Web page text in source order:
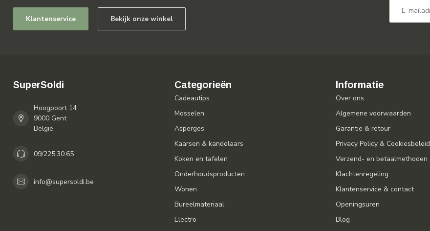
Klantenservice Bekijk onze winkel
SuperSoldi
Hoogpoort 14
9000 Gent
België
09/225.30.65
info@supersoldi.be
Categorieën
Cadeautips
Mosselen
Asperges
Kaarsen & kandelaars
Koken en tafelen
Onderhoudsproducten
Wonen
Bureelmateriaal
Electro
Informatie
Over ons
Algemene voorwaarden
Garantie & retour
Privacy Policy & Cookiesbeleid
Verzend- en betaalmethoden
Klachtenregeling
Klantenservice & contact
Openingsuren
Blog